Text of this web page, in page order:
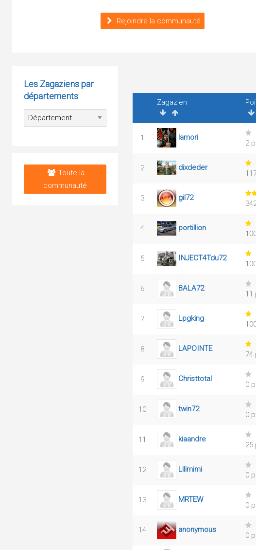
Rejoindre la communauté
Les Zagaziens par
départements
Toute la
communauté
Zagazien
1 lamori
2
2 dixdeder
3 gil72
4 portillion
5 INJECT4Tdu72
6 BALA72
11
7 Lpgking
8 LAPOINTE
74
9 Christtotal
0
10 twin72
0
11 kiaandre
25
12 Lilimimi
0
13 MRTEW
0
14 anonymous
0